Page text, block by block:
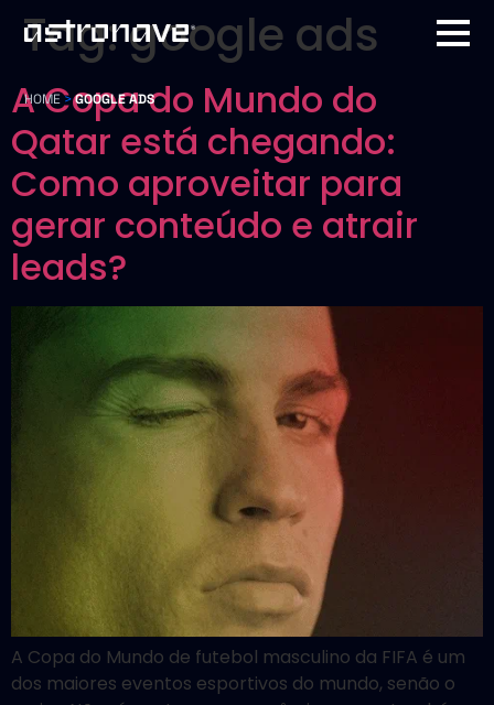
HOME>GOOGLE ADS
Tag:google ads
A Copa do Mundo do
Qatar está chegando:
Como aproveitar para
gerar conteúdo e atrair
leads?
A Copa do Mundo de futebol masculino da FIFA é um
dos maiores eventos esportivos do mundo, senão o